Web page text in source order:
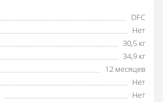
DFC
Нет
30,5 кг
34,9 кг
12 месяцев
Нет
Нет